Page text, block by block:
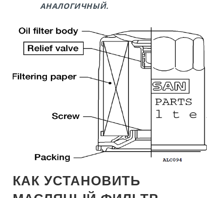
АНАЛОГИЧНЫЙ.
КАК УСТАНОВИТЬ